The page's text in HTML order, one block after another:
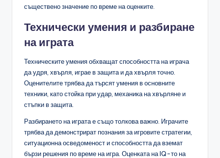
съществено значение по време на оценките.
Технически умения и разбиране
на играта
Техническите умения обхващат способността на играча
да удря, хвърля, играе в защита и да хвърля точно.
Оценителите трябва да търсят умения в основните
техники, като стойка при удар, механика на хвърляне и
стъпки в защита.
Разбирането на играта е също толкова важно. Играчите
трябва да демонстрират познания за игровите стратегии,
ситуационна осведоменост и способността да вземат
бързи решения по време на игра. Оценката на IQ-то на